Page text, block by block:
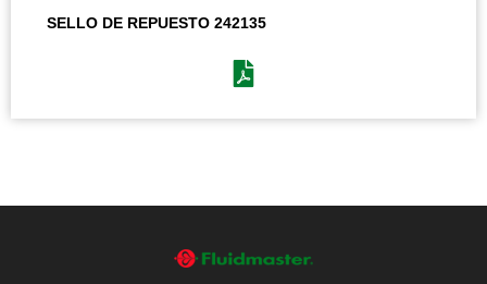
SELLO DE REPUESTO 242135